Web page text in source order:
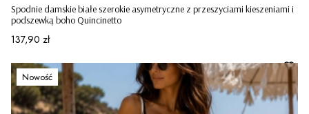
Spodnie damskie białe szerokie asymetryczne z przeszyciami kieszeniami i
podszewką boho Quincinetto
Cena
137,90 zł
Nowość